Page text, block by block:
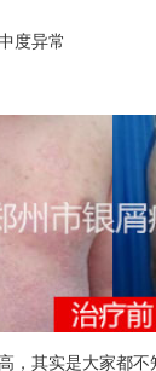
度异常
，其实是大家都